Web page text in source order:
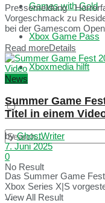
Games with Gold
Xbox Game Pass
Xboxmedia hilft
No Result
View All Result
Pressemeldung -
Vorgeschmack zu
bei der Gamescom
Read moreDetails
News
Summer Game
Titel in einem
by GhostWriter
7. Juni 2025
0
Das Summer Game
Xbox Series X|S
...